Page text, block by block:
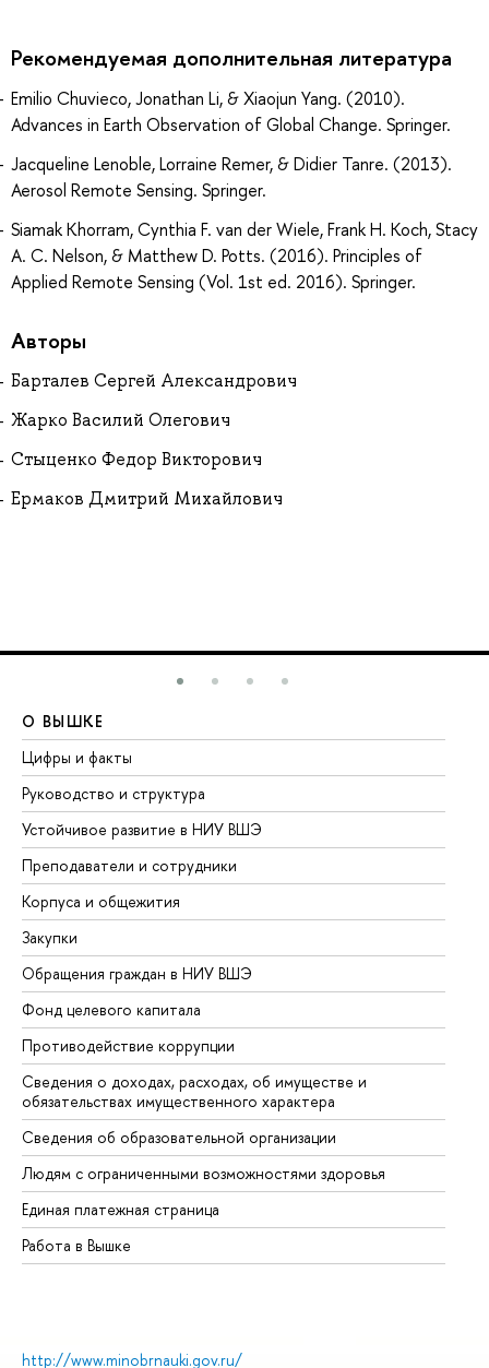
Рекомендуемая дополнительная литература
Emilio Chuvieco, Jonathan Li, & Xiaojun Yang. (2010).
Advances in Earth Observation of Global Change. Springer.
Jacqueline Lenoble, Lorraine Remer, & Didier Tanre. (2013).
Aerosol Remote Sensing. Springer.
Siamak Khorram, Cynthia F. van der Wiele, Frank H. Koch, Stacy
A. C. Nelson, & Matthew D. Potts. (2016). Principles of
Applied Remote Sensing (Vol. 1st ed. 2016). Springer.
Авторы
Барталев Сергей Александрович
Жарко Василий Олегович
Стыценко Федор Викторович
Ермаков Дмитрий Михайлович
О ВЫШКЕ
Цифры и факты
Руководство и структура
Устойчивое развитие в НИУ ВШЭ
Преподаватели и сотрудники
Корпуса и общежития
Закупки
Обращения граждан в НИУ ВШЭ
Фонд целевого капитала
Противодействие коррупции
Сведения о доходах, расходах, об имуществе и
обязательствах имущественного характера
Сведения об образовательной организации
Людям с ограниченными возможностями здоровья
Единая платежная страница
Работа в Вышке
http://www.minobrnauki.gov.ru/